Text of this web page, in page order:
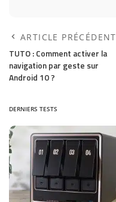
ARTICLE PRÉCÉDENT
TUTO : Comment activer la
navigation par geste sur
Android 10 ?
DERNIERS TESTS